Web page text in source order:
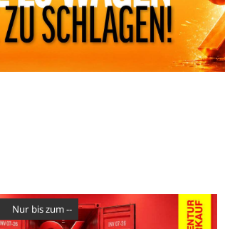
nur bis zum --